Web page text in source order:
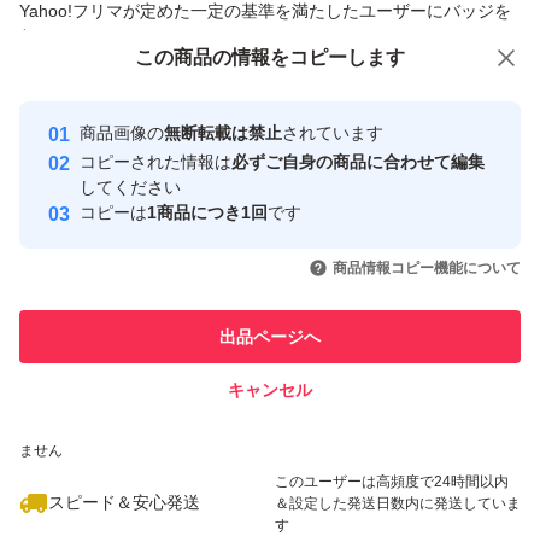
【プリマヴィスタ ブライトチャージ パウダー オークル05
ひと塗りで、均一なヴェールが肌に溶けこむようにぴたっ
と密着。粉っぽさを感じないなめらかな仕上がりを叶えま
す。光を味方に肌に明るさを与え毛穴、色むら、くすみを
ぎ、明るい素肌質感が夕方まで続きます。
#プリマヴィスタ
#プリマヴィスタブライトチャージファンデーション
Yahoo!フリマが定めた一定の基準を満たしたユーザーにバッジを
付与しています
安心取引出品者
心・安全なユーザーです
取引実績
引を完了させた実績があります
での取引実績があります
ません
スピード＆安心発送
このユーザーは高頻度で24時間以内
＆設定した発送日数内に発送していま
す
この商品の情報をコピーします
商品画像の無断転載は禁止されています
コピーされた情報は必ずご自身の商品に合わせて編集
してください
コピーは1商品につき1回です
商品情報コピー機能について
出品ページへ
キャンセル
この商品をみている人にオススメ